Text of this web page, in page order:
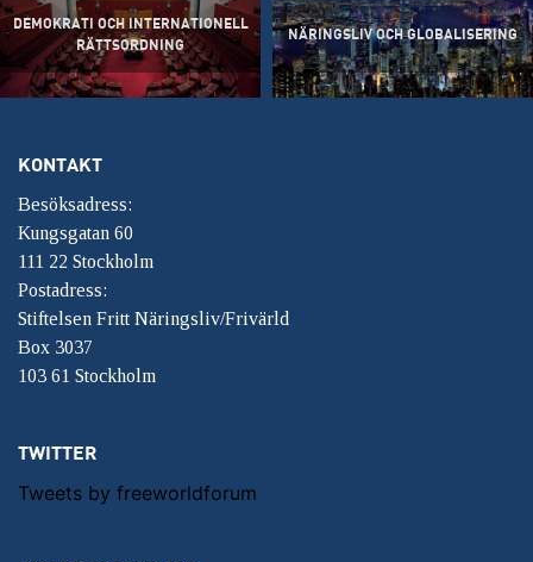
DEMOKRATI OCH INTERNATIONELL
RÄTTSORDNING
NÄRINGSLIV OCH GLOBALISERING
KONTAKT
Besöksadress:
Kungsgatan 60
111 22 Stockholm
Postadress:
Stiftelsen Fritt Näringsliv/Frivärld
Box 3037
103 61 Stockholm
TWITTER
Tweets by freeworldforum